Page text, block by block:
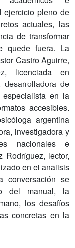
ejercicio pleno de
actuales, las
de transformar
quede fuera. La
Castro Aguirre,
licenciada en
desarrolladora de
en la
accesibles.
argentina
investigadora y
nacionales e
Rodríguez, lector,
en el análisis
conversación se
del manual, la
los desafíos
concretas en la